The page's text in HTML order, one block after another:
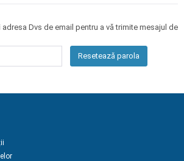
Dvs de email pentru a vă trimite mesajul de
Resetează parola